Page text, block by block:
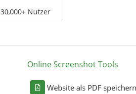
30,000+ Nutzer
Online Screenshot Tools
Website als PDF speichern